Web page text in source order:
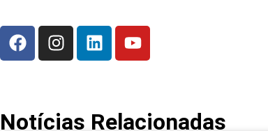
Notícias Relacionadas